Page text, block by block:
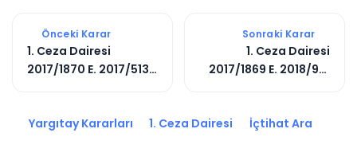
Önceki Karar
1. Ceza Dairesi
2017/1870 E. 2017/5130
Sonraki Karar
1. Ceza Dairesi
2017/1869 E. 2018/912
Yargıtay Kararları 1. Ceza Dairesi İçtihat Ara